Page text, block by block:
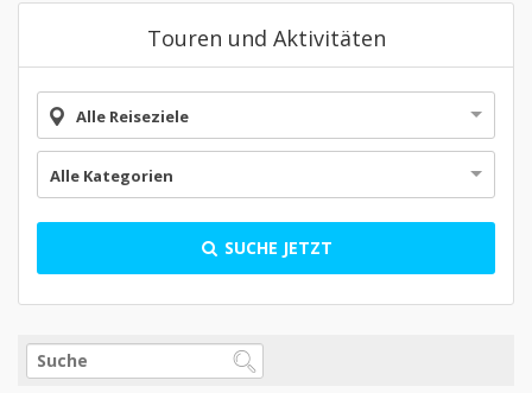
Touren und Aktivitäten
Alle Reiseziele
Alle Kategorien
SUCHE JETZT